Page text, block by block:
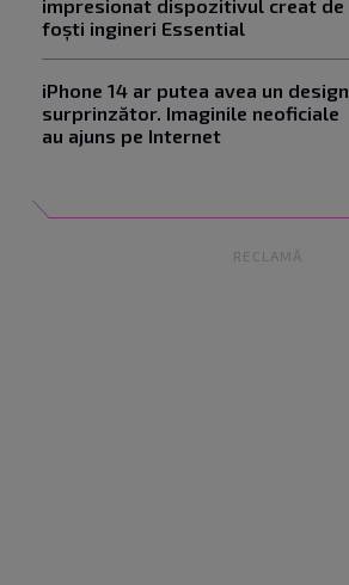
impresionat dispozitivul creat de
foști ingineri Essential
iPhone 14 ar putea avea un design
surprinzător. Imaginile neoficiale
au ajuns pe Internet
RECLAMĂ